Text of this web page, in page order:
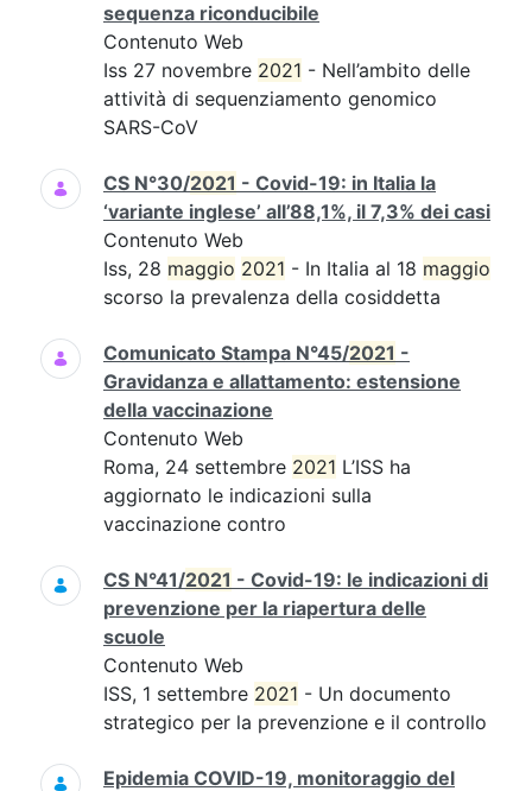
sequenza riconducibile
Contenuto Web
Iss 27 novembre 2021 - Nell’ambito delle
attività di sequenziamento genomico
SARS-CoV
CS N°30/2021 - Covid-19: in Italia la
‘variante inglese’ all’88,1%, il 7,3% dei casi
Contenuto Web
Iss, 28 maggio 2021 - In Italia al 18 maggio
scorso la prevalenza della cosiddetta
Comunicato Stampa N°45/2021 -
Gravidanza e allattamento: estensione
della vaccinazione
Contenuto Web
Roma, 24 settembre 2021 L’ISS ha
aggiornato le indicazioni sulla
vaccinazione contro
CS N°41/2021 - Covid-19: le indicazioni di
prevenzione per la riapertura delle
scuole
Contenuto Web
ISS, 1 settembre 2021 - Un documento
strategico per la prevenzione e il controllo
Epidemia COVID-19, monitoraggio del